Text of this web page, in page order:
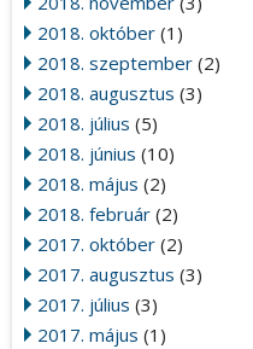
2018. október (1)
2018. szeptember (2)
2018. augusztus (3)
2018. július (5)
2018. június (10)
2018. május (2)
2018. február (2)
2017. október (2)
2017. augusztus (3)
2017. július (3)
2017. május (1)